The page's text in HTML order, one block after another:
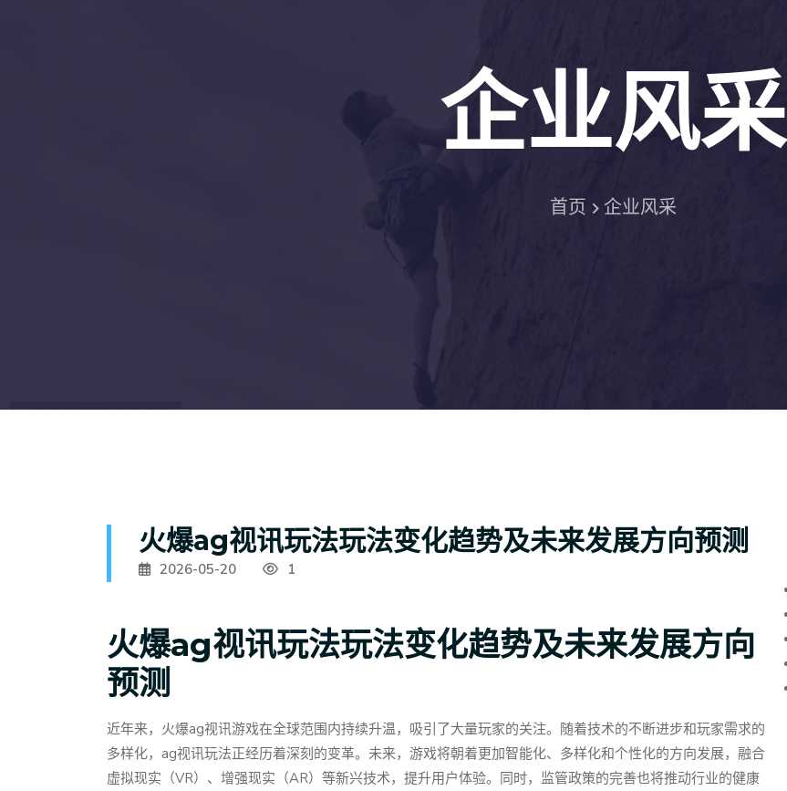
企业风采
首页 企业风采
火爆ag视讯玩法玩法变化趋势及未来发展方向预测
2026-05-20 1
火爆ag视讯玩法玩法变化趋势及未来发展方向
预测
近年来，火爆ag视讯游戏在全球范围内持续升温，吸引了大量玩家的关注。随着技术的不断进步和玩家需求的
多样化，ag视讯玩法正经历着深刻的变革。未来，游戏将朝着更加智能化、多样化和个性化的方向发展，融合
虚拟现实（VR）、增强现实（AR）等新兴技术，提升用户体验。同时，监管政策的完善也将推动行业的健康